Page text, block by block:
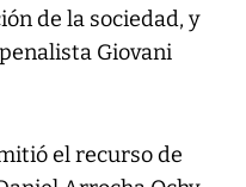
de la sociedad, y
Giovani
el recurso de